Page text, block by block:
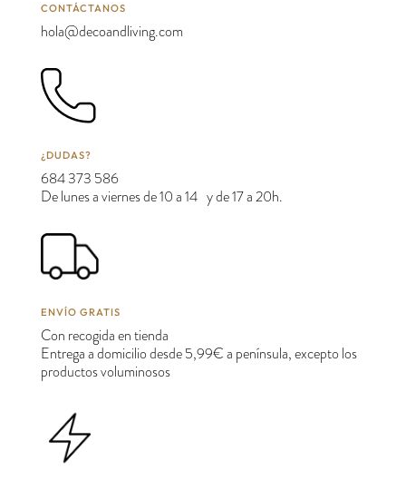
CONTÁCTANOS
hola@decoandliving.com
¿DUDAS?
684 373 586
De lunes a viernes de 10 a 14 y de 17 a 20h.
ENVÍO GRATIS
Con recogida en tienda
Entrega a domicilio desde 5,99€ a península, excepto los
productos voluminosos